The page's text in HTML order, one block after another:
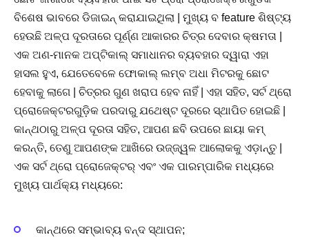
ବିଶେଷ ଭାବରେ ଡିଜାଇନ୍ କରାଯାଇଥିଲା | ମୁଖ୍ୟ ବ feature ଶିଷ୍ଟ୍ୟ
ହେଉଛି ଅଳ୍ପ ଦୂରତାରେ ପୂର୍ଣ୍ଣ ଆକାରର ଚିତ୍ର ଦେବାର କ୍ଷମତା |
ଏକ ଅଣ-ମାନକ ଅପ୍ଟିକାଲ୍ ସମାଧାନର ବ୍ୟବହାର ଦ୍ୱାରା ଏହା
ହାସଲ ହୁଏ, ଯେତେବେଳେ ଫୋକାଲ୍ ଲମ୍ବ ଅଧା ମିଟରକୁ ଛୋଟ
ହେବାକୁ ଲାଗେ | ଚିତ୍ରର ଗୁଣ ଖରାପ ହେବ ନାହିଁ | ଏହା ସହିତ, ସର୍ଟ ଥ୍ରୋ
ପ୍ରୋଜେକ୍ଟରଗୁଡ଼ିକ ପରଦାରୁ ଯଥେଷ୍ଟ ଦୂରରେ ସ୍ଥାପିତ ହୋଇଛି |
କାନ୍ଥଠାରୁ ଅଳ୍ପ ଦୂରତା ସହିତ, ଆପଣ ଛବି ଉପରେ ଛାୟା କମ୍
କରନ୍ତି, ତେଣୁ ଆପଣଙ୍କ ଆଖିରେ ଉଜ୍ଜ୍ୱଳ ଆଲୋକକୁ ଏଡ଼ାନ୍ତୁ |
ଏକ ସର୍ଟ ଥ୍ରୋ ପ୍ରୋଜେକ୍ଟର୍ ଏବଂ ଏକ ପାରମ୍ପାରିକ ମଧ୍ୟରେ
ମୁଖ୍ୟ ପାର୍ଥକ୍ୟ ମଧ୍ୟରେ:
କାନ୍ଥରେ ସମ୍ଭାବ୍ୟ ବନ୍ଦ ସ୍ଥାପନ;